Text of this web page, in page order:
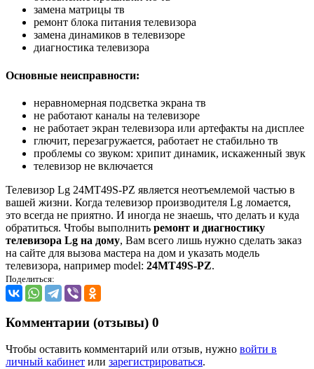
замена матрицы тв
ремонт блока питания телевизора
замена динамиков в телевизоре
диагностика телевизора
Основные неисправности:
неравномерная подсветка экрана тв
не работают каналы на телевизоре
не работает экран телевизора или артефакты на дисплее
глючит, перезагружается, работает не стабильно тв
проблемы со звуком: хрипит динамик, искаженный звук
телевизор не включается
Телевизор Lg 24MT49S-PZ является неотъемлемой частью в
вашей жизни. Когда телевизор производителя Lg ломается,
это всегда не приятно. И иногда не знаешь, что делать и куда
обратиться. Чтобы выполнить ремонт и диагностику
телевизора Lg на дому, Вам всего лишь нужно сделать заказ
на сайте для вызова мастера на дом и указать модель
телевизора, например model: 24MT49S-PZ.
Поделиться:
Комментарии (отзывы) 0
Чтобы оставить комментарий или отзыв, нужно войти в
личный кабинет или зарегистрироваться.